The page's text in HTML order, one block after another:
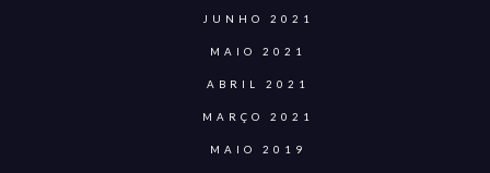
JUNHO 2021
MAIO 2021
ABRIL 2021
MARÇO 2021
MAIO 2019